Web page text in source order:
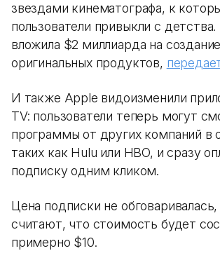
звездами кинематографа, к
пользователи привыкли с
вложила $2 миллиарда на создание
оригинальных продуктов,
И также Apple видоизменили
TV: пользователи теперь могут
программы от других компаний в
таких как Hulu или HBO, и сразу
подписку одним кликом.
Цена подписки не
считают, что стоимость будет
примерно $10.